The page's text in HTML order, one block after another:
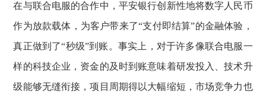
在与联合电服的合作中，平安银行创新性地将数字人民币
作为放款载体，为客户带来了“支付即结算”的金融体验，
真正做到了“秒级”到账。事实上，对于许多像联合电服一
样的科技企业，资金的及时到账意味着研发投入、技术升
级能够无缝衔接，项目周期得以大幅缩短，市场竞争力也